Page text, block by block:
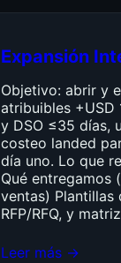
Expansión
Objetivo: abrir y
atribuibles +USD
y DSO ≤35 días,
costeo landed
día uno. Lo que
Qué entregamos
ventas) Plantillas
RFP/RFQ, y
Leer más →